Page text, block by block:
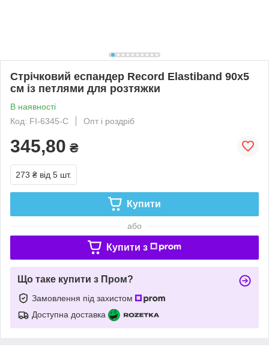
Стрічковий еспандер Record Elastiband 90х5
см із петлями для розтяжки
В наявності
Код: FI-6345-C
Опт і роздріб
345,80 ₴
273 ₴ від 5 шт.
Купити
або
Купити з
Що таке купити з Пром?
Замовлення під захистом
Доступна доставка